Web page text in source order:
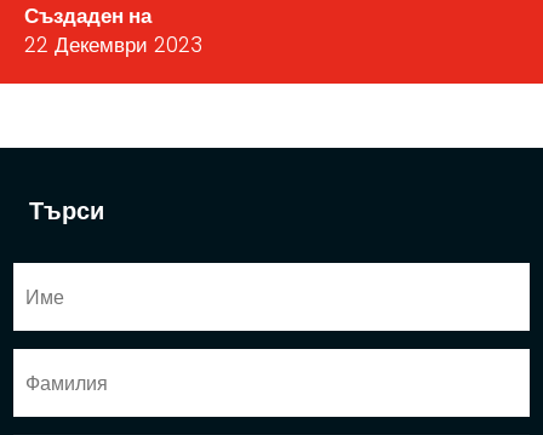
Търси
Създаден на
22 Декември 2023